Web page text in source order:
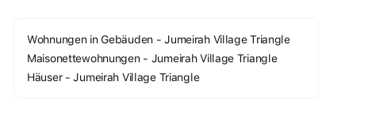
Wohnungen in Gebäuden - Jumeirah Village Triangle
Maisonettewohnungen - Jumeirah Village Triangle
Häuser - Jumeirah Village Triangle